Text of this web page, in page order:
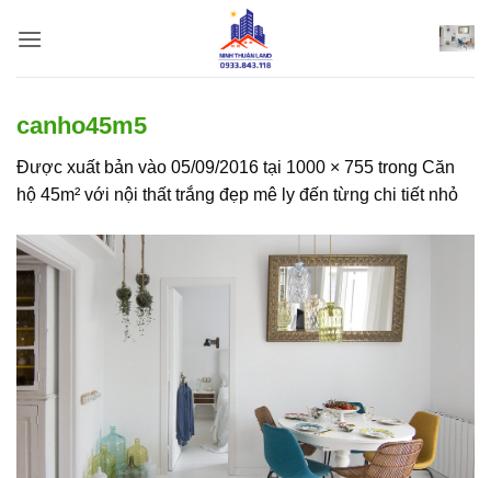
qua
canho45m5
Được xuất bản vào 05/09/2016 tại 1000 × 755 trong Căn
hộ 45m² với nội thất trắng đẹp mê ly đến từng chi tiết nhỏ